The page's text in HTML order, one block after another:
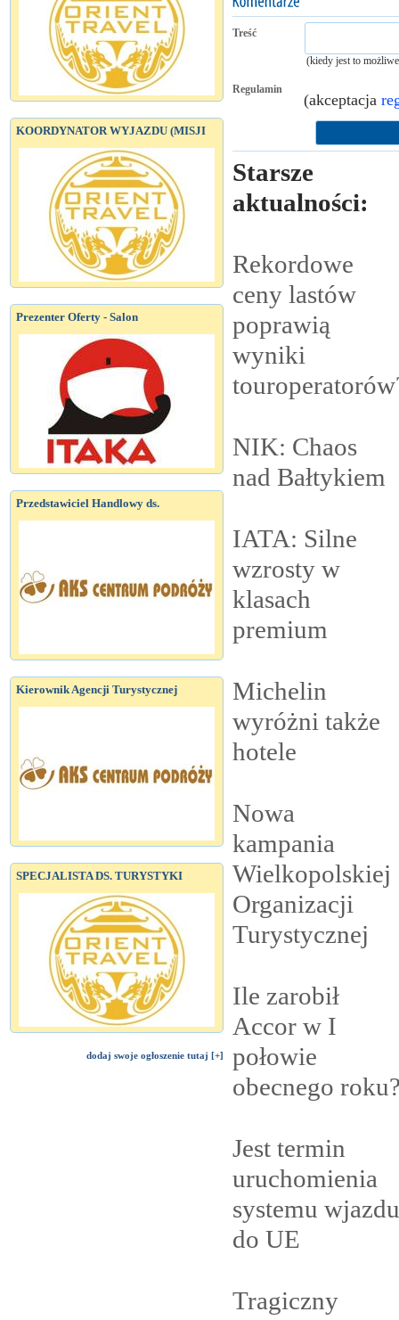
KOORDYNATOR WYJAZDU (MISJI
Prezenter Oferty - Salon
Przedstawiciel Handlowy ds.
Kierownik Agencji Turystycznej
SPECJALISTA DS. TURYSTYKI
dodaj swoje ogłoszenie tutaj [+]
Treść
(kiedy jest to
Regulamin
(akceptacja
Starsze
aktualności:
Rekordowe
ceny lastów
poprawią
wyniki
NIK: Chaos
nad Bałtykiem
IATA: Silne
wzrosty w
klasach
premium
Michelin
wyróżni także
hotele
Nowa
kampania
Wielkopolskiej
Organizacji
Turystycznej
Ile zarobił
Accor w I
połowie
obecnego
Jest termin
uruchomienia
systemu wjazdu
do UE
Tragiczny